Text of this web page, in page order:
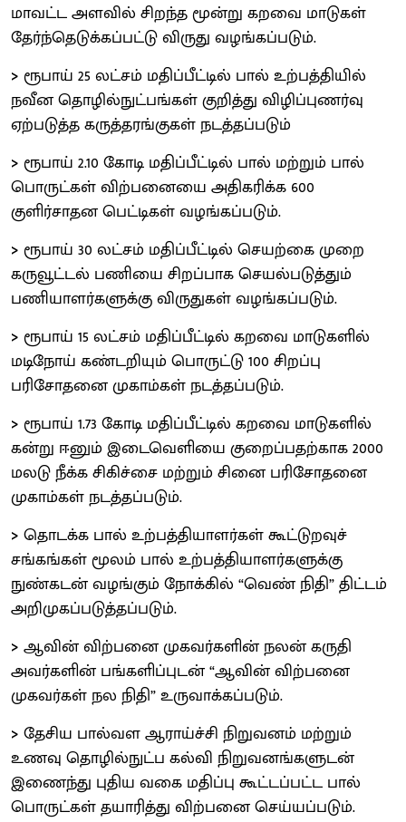
மாவட்ட அளவில் சிறந்த மூன்று கறவை மாடுகள்
தேர்ந்தெடுக்கப்பட்டு விருது வழங்கப்படும்.
> ரூபாய் 25 லட்சம் மதிப்பீட்டில் பால் உற்பத்தியில்
நவீன தொழில்நுட்பங்கள் குறித்து விழிப்புணர்வு
ஏற்படுத்த கருத்தரங்குகள் நடத்தப்படும்
> ரூபாய் 2.10 கோடி மதிப்பீட்டில் பால் மற்றும் பால்
பொருட்கள் விற்பனையை அதிகரிக்க 600
குளிர்சாதன பெட்டிகள் வழங்கப்படும்.
> ரூபாய் 30 லட்சம் மதிப்பீட்டில் செயற்கை முறை
கருவூட்டல் பணியை சிறப்பாக செயல்படுத்தும்
பணியாளர்களுக்கு விருதுகள் வழங்கப்படும்.
> ரூபாய் 15 லட்சம் மதிப்பீட்டில் கறவை மாடுகளில்
மடிநோய் கண்டறியும் பொருட்டு 100 சிறப்பு
பரிசோதனை முகாம்கள் நடத்தப்படும்.
> ரூபாய் 1.73 கோடி மதிப்பீட்டில் கறவை மாடுகளில்
கன்று ஈனும் இடைவெளியை குறைப்பதற்காக 2000
மலடு நீக்க சிகிச்சை மற்றும் சினை பரிசோதனை
முகாம்கள் நடத்தப்படும்.
> தொடக்க பால் உற்பத்தியாளர்கள் கூட்டுறவுச்
சங்கங்கள் மூலம் பால் உற்பத்தியாளர்களுக்கு
நுண்கடன் வழங்கும் நோக்கில் “வெண் நிதி” திட்டம்
அறிமுகப்படுத்தப்படும்.
> ஆவின் விற்பனை முகவர்களின் நலன் கருதி
அவர்களின் பங்களிப்புடன் “ஆவின் விற்பனை
முகவர்கள் நல நிதி” உருவாக்கப்படும்.
> தேசிய பால்வள ஆராய்ச்சி நிறுவனம் மற்றும்
உணவு தொழில்நுட்ப கல்வி நிறுவனங்களுடன்
இணைந்து புதிய வகை மதிப்பு கூட்டப்பட்ட பால்
பொருட்கள் தயாரித்து விற்பனை செய்யப்படும்.